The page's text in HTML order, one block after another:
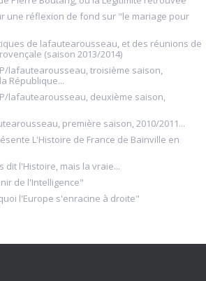
une réflexion de fond sur "le mariage pour
de lafautearousseau, et des réunions de
(saison 2013/2014)
lafautearousseau, troisième saison,
République...
lafautearousseau, deuxième saison,
première saison, 2010/2011...
L'Histoire de France de Bainville en
dit l'Histoire, mais la vraie...
de l'Intelligence"
l'Europe s'enracine à droite"